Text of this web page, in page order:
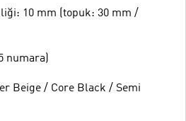
10 mm (topuk: 30 mm /
numara)
Beige / Core Black / Semi